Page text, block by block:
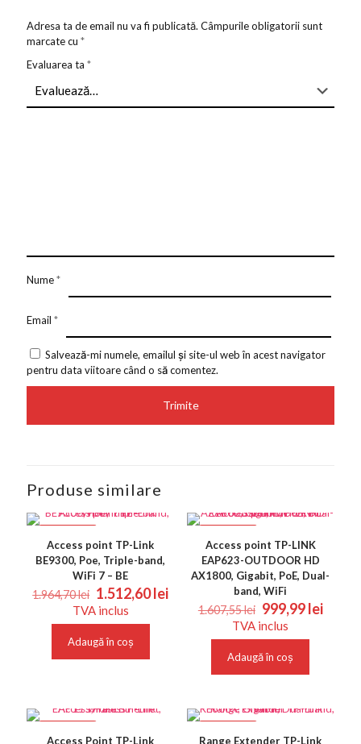
Adresa ta de email nu va fi publicată. Câmpurile obligatorii sunt
marcate cu *
Evaluarea ta *
Nume*
Email *
Salvează-mi numele, emailul și site-ul web în acest navigator
pentru data viitoare când o să comentez.
Produse similare
Access point TP-Link
BE9300, Poe, Triple-band,
WiFi 7 – BE
1.964,70lei Prețul
inițial
a
fost:
1.964,70 lei.
1.512,60leiPrețul
curent
1.512,60 lei.
TVA inclus
Adaugă în coș
Access point TP-LINK
EAP623-OUTDOOR HD
AX1800, Gigabit, PoE, Dual-
band, WiFi
1.607,55lei Prețul
inițial
a
fost:
1.607,55 lei.
999,99leiPrețul
TVA inclus
Adaugă în coș
Access Point TP-Link
Range Extender TP-Link